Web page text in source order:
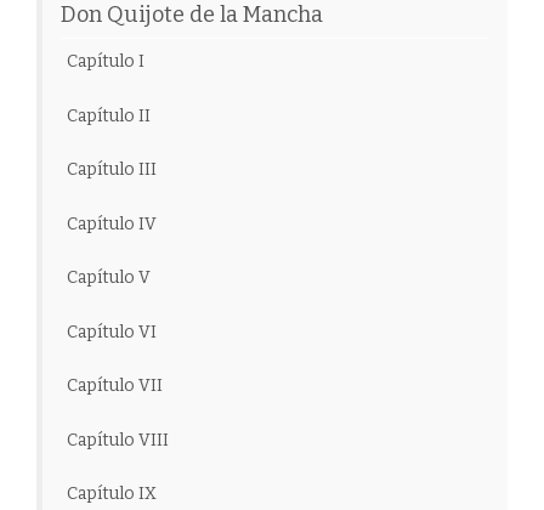
Don Quijote de la Mancha
Capítulo I
Capítulo II
Capítulo III
Capítulo IV
Capítulo V
Capítulo VI
Capítulo VII
Capítulo VIII
Capítulo IX